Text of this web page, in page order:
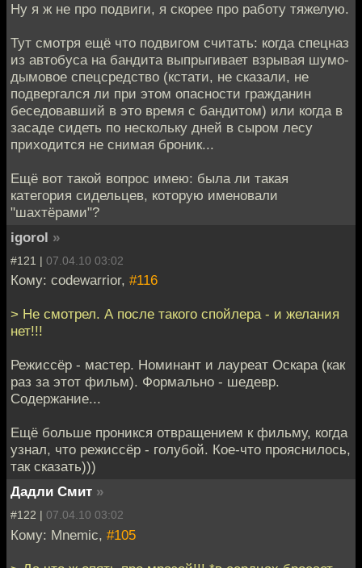
Ну я ж не про подвиги, я скорее про работу тяжелую.
Тут смотря ещё что подвигом считать: когда спецназ
из автобуса на бандита выпрыгивает взрывая шумо-
дымовое спецсредство (кстати, не сказали, не
подвергался ли при этом опасности гражданин
беседовавший в это время с бандитом) или когда в
засаде сидеть по нескольку дней в сыром лесу
приходится не снимая броник...
Ещё вот такой вопрос имею: была ли такая
категория сидельцев, которую именовали
"шахтёрами"?
igorol »
#121 | 07.04.10 03:02
Кому: codewarrior, #116
> Не смотрел. А после такого спойлера - и желания
нет!!!
Режиссёр - мастер. Номинант и лауреат Оскара (как
раз за этот фильм). Формально - шедевр.
Содержание...
Ещё больше проникся отвращением к фильму, когда
узнал, что режиссёр - голубой. Кое-что прояснилось,
так сказать)))
Дадли Смит »
#122 | 07.04.10 03:02
Кому: Mnemic, #105